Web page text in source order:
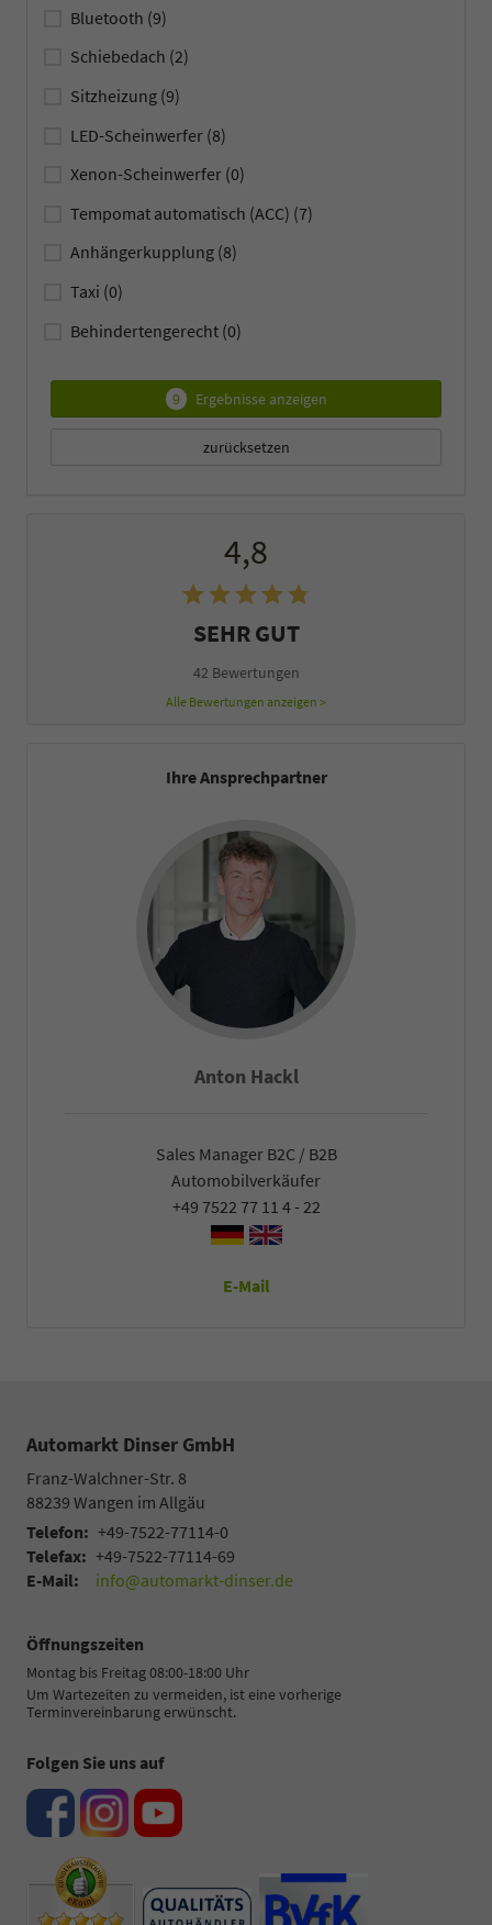
Bluetooth (9)
Schiebedach (2)
Sitzheizung (9)
LED-Scheinwerfer (8)
Xenon-Scheinwerfer (0)
Tempomat automatisch (ACC) (7)
Anhängerkupplung (8)
Taxi (0)
Behindertengerecht (0)
9 Ergebnisse anzeigen
zurücksetzen
4,8
SEHR GUT
42 Bewertungen
Alle Bewertungen anzeigen >
Ihre Ansprechpartner
Falco Heck
Sales Manager B2C / B2B
Automobilverkäufer
+49 7522 77 11 4 - 22
E-Mail
Automarkt Dinser GmbH
Franz-Walchner-Str. 8
88239 Wangen im Allgäu
Telefon: +49-7522-77114-0
Telefax: +49-7522-77114-69
E-Mail:
info@automarkt-dinser.de
Öffnungszeiten
Montag bis Freitag 08:00-18:00 Uhr
Um Wartezeiten zu vermeiden, ist eine vorherige
Terminvereinbarung erwünscht.
Folgen Sie uns auf